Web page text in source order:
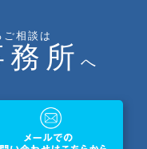
相談は
所 へ